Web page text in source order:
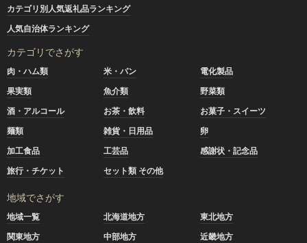
カテゴリ別人気返礼品ランキング
人気自治体ランキング
カテゴリでさがす
肉・ハム類 米・パン
電化製品
果実類
魚介類
野菜類
酒・アルコール
お茶・飲料
お菓子・スイーツ
麺類
雑貨・日用品
卵
加工食品
工芸品
感謝状・記念品
旅行・チケット
セット類 その他
地域でさがす
地域一覧 北海道地方
東北地方
関東地方
中部地方
近畿地方